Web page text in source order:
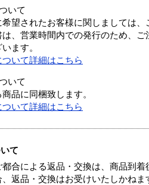
いて
希望されたお客様に関しましては、
は、営業時間内での発行のため、
ます。
いて詳細はこちら
いて
品に同梱致します。
いて詳細はこちら
て
都合による返品・交換は、商品到
返品・交換はお受けいたしかねま